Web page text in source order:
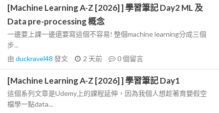
[Machine Learning A-Z [2026] ] 學習筆記 Day2 ML 及
Data pre-processing 概念
一邊要上課一邊還要寫這個不容易! 整個machine learning分成三個
步...
由 duckravel48 發文 2 天前 0個留言
[Machine Learning A-Z [2026] ] 學習筆記 Day1
這個系列文章是Udemy上的課程延伸，因為我個人想趁著育嬰假空
檔學一點data...